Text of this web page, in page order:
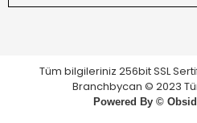
Tüm bilgileriniz 256bit SSL
Branchbycan © 2023
Powered By ©